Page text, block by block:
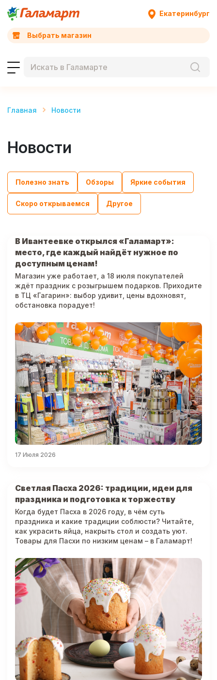
Екатеринбург
Выбрать магазин
Главная Новости
Новости
Полезно знать Обзоры Яркие события
Скоро открываемся Другое
17 Июля 2026
В Ивантеевке открылся «Галамарт»:
место, где каждый найдёт нужное по
доступным ценам!
Магазин уже работает, а 18 июля покупателей
ждёт праздник с розыгрышем подарков. Приходите
в ТЦ «Гагарин»: выбор удивит, цены вдохновят,
обстановка порадует!
Светлая Пасха 2026: традиции, идеи для
праздника и подготовка к торжеству
Когда будет Пасха в 2026 году, в чём суть
праздника и какие традиции соблюсти? Читайте,
как украсить яйца, накрыть стол и создать уют.
Товары для Пасхи по низким ценам – в Галамарт!